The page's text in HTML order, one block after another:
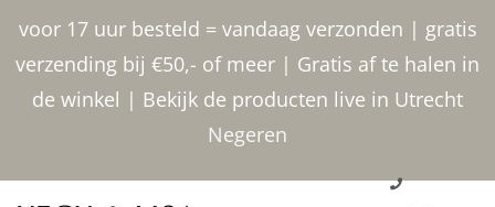
voor 17 uur besteld = vandaag verzonden | gratis
verzending bij €50,- of meer | Gratis af te halen in
de winkel | Bekijk de producten live in Utrecht
Negeren
inhoud
030 2400000